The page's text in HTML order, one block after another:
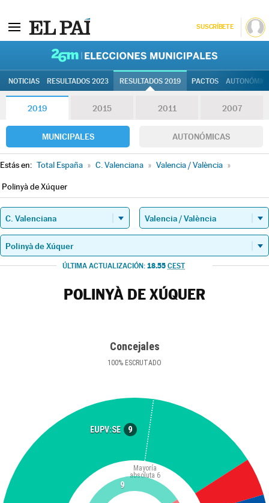
SUSCRÍBETE
NOTICIAS RESULTADOS 2023 RESULTADOS 2019 PACTOS
2019 2015 2011 2007
MUNICIPALES AUTONÓMICAS
Estás en: Total España » C. Valenciana » Valencia / València »
Polinyà de Xúquer
ÚLTIMA ACTUALIZACIÓN: 18.55 CEST
POLINYÀ DE XÚQUER
Concejales
100% ESCRUTADO
EUPV:SE 9
Mayoría
absoluta 6
9